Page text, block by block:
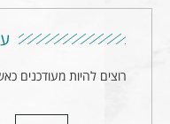
רוצים להיות מעודכנים